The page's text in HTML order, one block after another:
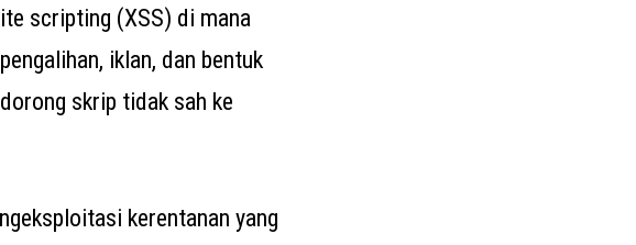
scripting (XSS) di mana
iklan, dan bentuk
skrip tidak sah ke
kerentanan yang